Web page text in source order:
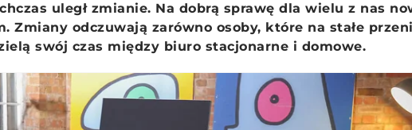
uległ zmianie. Na dobrą sprawę dla wielu z nas
Zmiany odczuwają zarówno osoby, które na stałe
swój czas między biuro stacjonarne i domowe.